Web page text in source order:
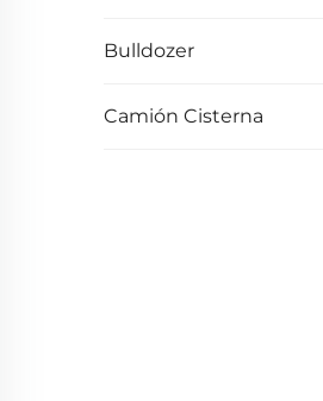
Bulldozer
Camión Cisterna